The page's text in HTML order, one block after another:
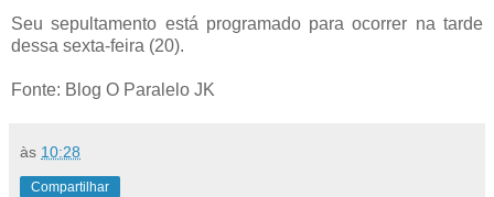
Seu sepultamento está programado para ocorrer na tarde
dessa sexta-feira (20).
Fonte: Blog O Paralelo JK
às 10:28
Compartilhar